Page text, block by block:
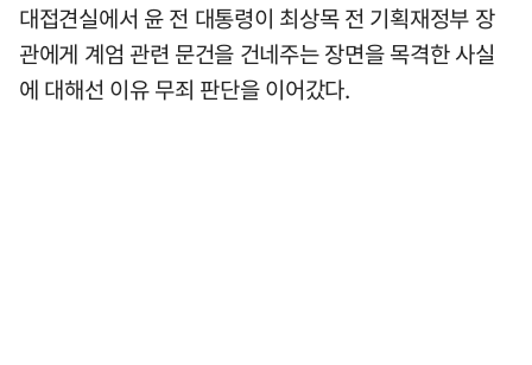
대접견실에서 윤 전 대통령이 최상목 전 기획재정부 장
관에게 계엄 관련 문건을 건네주는 장면을 목격한 사실
에 대해선 이유 무죄 판단을 이어갔다.